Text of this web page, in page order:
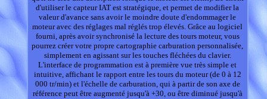
d'utiliser le capteur IAT est stratégique, et permet de modifier la
valeur d'avance sans avoir le moindre doute d'endommager le
moteur avec des réglages mal réglés trop élevés. Grâce au logiciel
fourni, après avoir synchronisé la lecture des tours moteur, vous
pourrez créer votre propre cartographie carburation personnalisée,
simplement en agissant sur les touches fléchées du clavier.
L'interface de programmation est à première vue très simple et
intuitive, affichant le rapport entre les tours du moteur (de 0 à 12
000 tr/min) et l'échelle de carburation, qui à partir de son axe de
référence peut être augmenté jusqu'à +30, ou être diminué jusqu'à